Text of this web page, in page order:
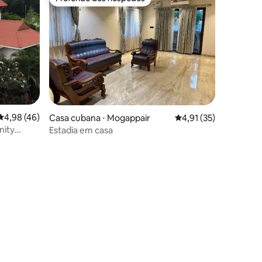
de uma avaliação média de 5, 46 avaliações
4,98 (46)
Preferido dos hóspedes
Casa cubana ⋅ Mogappair 4,91 de uma
4,91 (35)
Estadia em casa